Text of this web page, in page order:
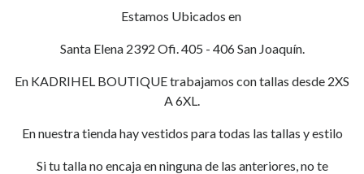
Estamos Ubicados en
Santa Elena 2392 Ofi. 405 - 406 San Joaquín.
En KADRIHEL BOUTIQUE trabajamos con tallas desde 2XS
A 6XL.
En nuestra tienda hay vestidos para todas las tallas y estilo
Si tu talla no encaja en ninguna de las anteriores, no te